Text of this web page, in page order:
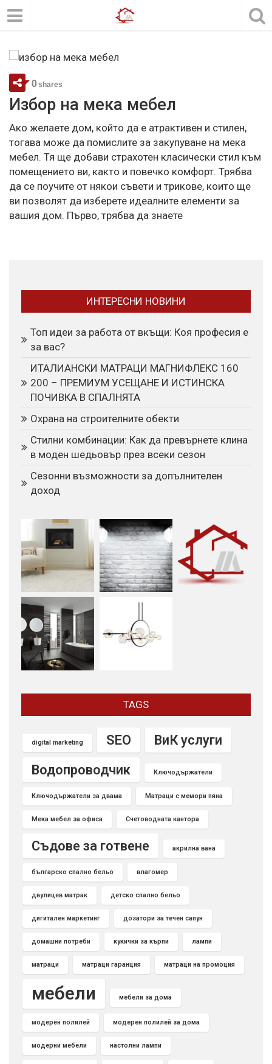
0shares
Избор на мека мебел
Ако желаете дом, който да е атрактивен и стилен,
тогава може да помислите за закупуване на мека
мебел. Тя ще добави страхотен класически стил към
помещението ви, както и повечко комфорт. Трябва
да се поучите от някои съвети и трикове, които ще
ви позволят да изберете идеалните елементи за
вашия дом. Първо, трябва да знаете
ИНТЕРЕСНИ НОВИНИ
Топ идеи за работа от вкъщи: Коя професия е
за вас?
ИТАЛИАНСКИ МАТРАЦИ МАГНИФЛЕКС 160
200 – ПРЕМИУМ УСЕЩАНЕ И ИСТИНСКА
ПОЧИВКА В СПАЛНЯТА
Охрана на строителните обекти
Стилни комбинации: Как да превърнете клина
в моден шедьовър през всеки сезон
Сезонни възможности за допълнителен
доход
TAGS
digital marketing SEO
ВиК услуги
Водопроводчик
Ключодържатели
Ключодържатели за двама Матраци с мемори пяна
Мека мебел за офиса Счетоводната кантора
Съдове за готвене акрилна вана
българско спално бельо влагомер
двулицев матрак детско спално бельо
дигитален маркетинг дозатори за течен сапун
домашни потреби кукички за кърпи лампи
матраци матраци гаранция матраци на промоция
мебели мебели за дома
модерен полилей модерен полилей за дома
модерни мебели настолни лампи